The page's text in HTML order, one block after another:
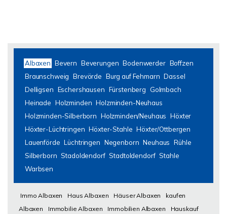
Albaxen Bevern Beverungen Bodenwerder Boffzen
Braunschweig Brevörde Burg auf Fehmarn Dassel
Delligsen Eschershausen Fürstenberg
Golmbach
Heinade Holzminden Holzminden-Neuhaus
Holzminden-Silberborn Holzminden/Neuhaus Höxter
Höxter-Lüchtringen Höxter-Stahle Höxter/Ottbergen
Lauenförde Lüchtringen Negenborn Neuhaus Rühle
Silberborn Stadoldendorf Stadtoldendorf Stahle
Warbsen
Immo Albaxen Haus Albaxen Häuser Albaxen
kaufen
Albaxen
Immobilie Albaxen Immobilien Albaxen
Hauskauf